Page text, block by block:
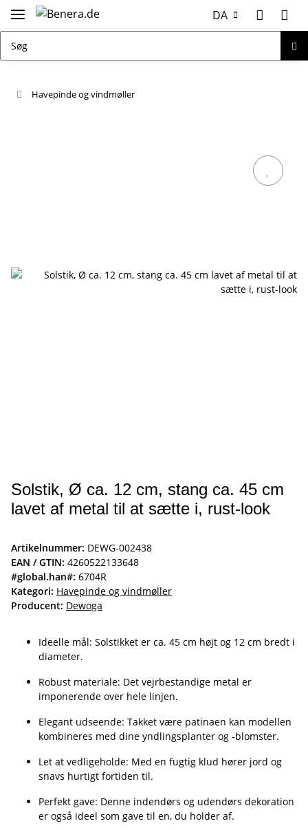
DA
Havepinde og vindmøller
Solstik, Ø ca. 12 cm, stang ca. 45 cm
lavet af metal til at sætte i, rust-look
Artikelnummer: DEWG-002438
EAN / GTIN: 4260522133648
#global.han#: 6704R
Kategori: Havepinde og vindmøller
Producent: Dewoga
Ideelle mål: Solstikket er ca. 45 cm højt og 12 cm bredt i
diameter.
Robust materiale: Det vejrbestandige metal er
imponerende over hele linjen.
Elegant udseende: Takket være patinaen kan modellen
kombineres med dine yndlingsplanter og -blomster.
Let at vedligeholde: Med en fugtig klud hører jord og
snavs hurtigt fortiden til.
Perfekt gave: Denne indendørs og udendørs dekoration
er også ideel som gave til en, du holder af.